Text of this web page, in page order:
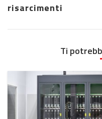
risarcimenti
Ti